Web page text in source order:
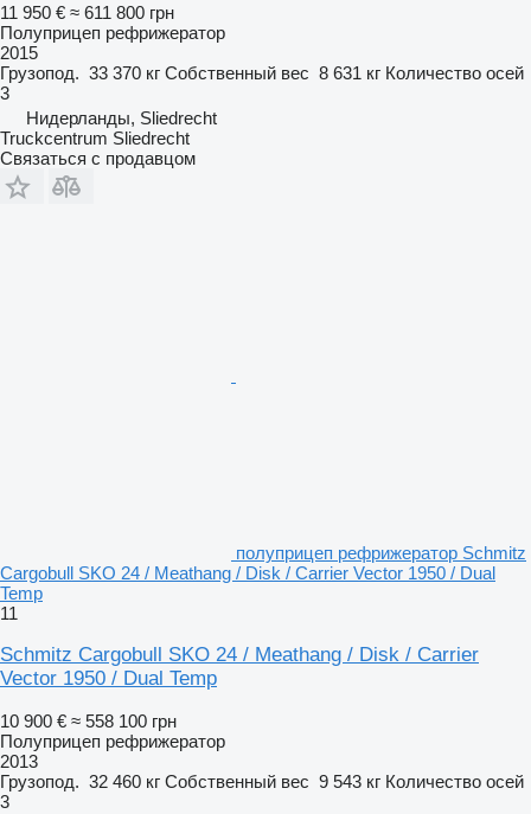
11 950 € ≈ 611 800 грн
Полуприцеп рефрижератор
2015
Грузопод. 33 370 кг Собственный вес 8 631 кг Количество осей
3
Нидерланды, Sliedrecht
Truckcentrum Sliedrecht
Связаться с продавцом
полуприцеп рефрижератор Schmitz
Cargobull SKO 24 / Meathang / Disk / Carrier Vector 1950 / Dual
Temp
11
Schmitz Cargobull SKO 24 / Meathang / Disk / Carrier
Vector 1950 / Dual Temp
10 900 € ≈ 558 100 грн
Полуприцеп рефрижератор
2013
Грузопод. 32 460 кг Собственный вес 9 543 кг Количество осей
3